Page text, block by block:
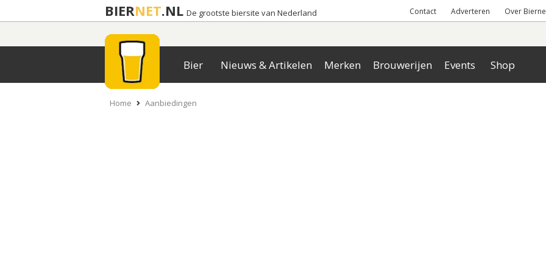
BIERNET.NL De grootste biersite van Nederland Contact Adverteren Over
Bier Nieuws & Artikelen Merken Brouwerijen Events Shop
Home Aanbiedingen